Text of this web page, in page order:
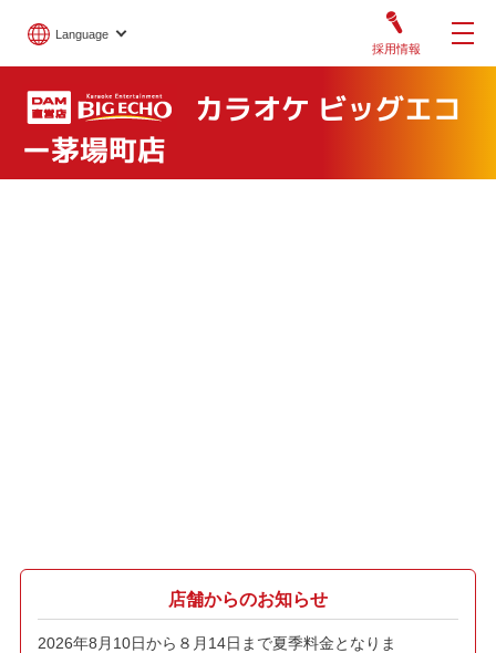
Language
採用情報
カラオケ ビッグエコ
ー茅場町店
店舗からのお知らせ
2026年8月10日から８月14日まで夏季料金となりま